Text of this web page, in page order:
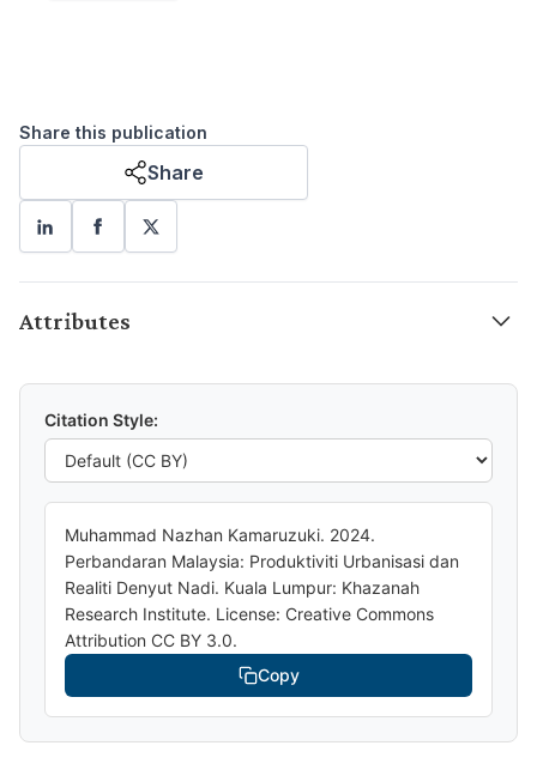
Share this publication
Share
Attributes
Citation Style:
Muhammad Nazhan Kamaruzuki. 2024.
Perbandaran Malaysia: Produktiviti Urbanisasi dan
Realiti Denyut Nadi. Kuala Lumpur: Khazanah
Research Institute. License: Creative Commons
Attribution CC BY 3.0.
Copy